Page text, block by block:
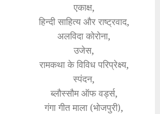
एकाक्ष,
हिन्दी साहित्य और राष्ट्रवाद,
अलविदा कोरोना,
उजेस,
रामकथा के विविध परिप्रेक्ष्य,
स्पंदन,
ब्लौस्सौम ऑफ वर्ड्स,
गंगा गीत माला (भोजपुरी),